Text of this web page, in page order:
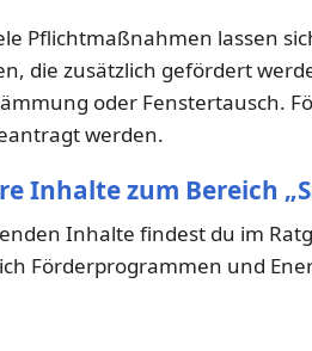
Pflichtmaßnahmen lassen
die zusätzlich gefördert
oder Fenstertausch.
werden.
Inhalte zum Bereich
Inhalte findest du im
Förderprogrammen und